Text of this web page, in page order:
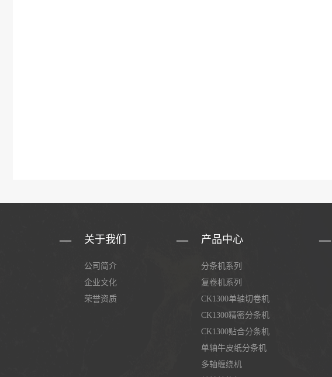
关于我们
公司简介
企业文化
荣誉资质
产品中心
分条机系列
复卷机系列
CK1300单轴切卷机
CK1300精密分条机
CK1300贴合分条机
单轴牛皮纸分条机
多轴缠绕机